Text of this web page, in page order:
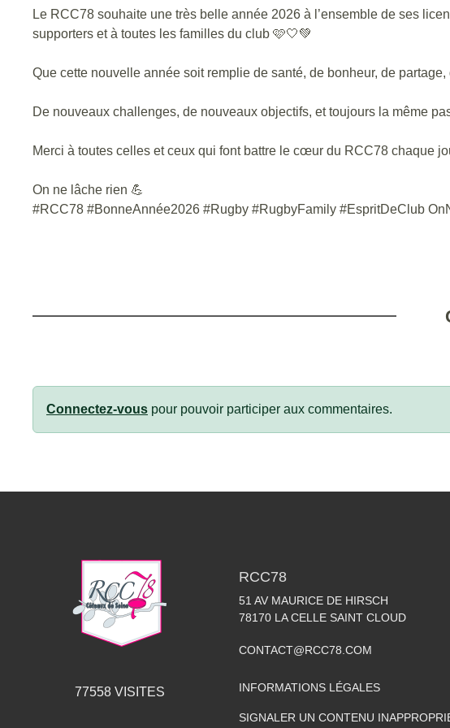
Le RCC78 souhaite une très belle année 2026 à l’ensemble de ses
supporters et à toutes les familles du club 🩷🤍💚
Que cette nouvelle année soit remplie de santé, de bonheur, de
De nouveaux challenges, de nouveaux objectifs, et toujours la même
Merci à toutes celles et ceux qui font battre le cœur du RCC78 chaque
On ne lâche rien 💪
#RCC78 #BonneAnnée2026 #Rugby #RugbyFamily #EspritDeClub
Connectez-vous pour pouvoir participer aux commentaires.
77558VISITES
RCC78
51 AV MAURICE DE HIRSCH
78170 LA CELLE SAINT CLOUD
CONTACT@RCC78.COM
INFORMATIONS LÉGALES
SIGNALER UN CONTENU